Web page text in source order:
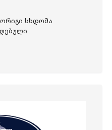
სხდომა